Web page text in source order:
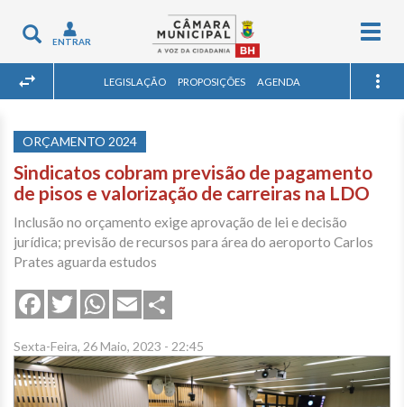
Toggle
navigation
ENTRAR
LEGISLAÇÃO PROPOSIÇÕES AGENDA
ORÇAMENTO 2024
Sindicatos cobram previsão de pagamento
de pisos e valorização de carreiras na LDO
Inclusão no orçamento exige aprovação de lei e decisão
jurídica; previsão de recursos para área do aeroporto Carlos
Prates aguarda estudos
FacebookTwitterWhatsApp
Email
Sexta-Feira, 26 Maio, 2023 - 22:45